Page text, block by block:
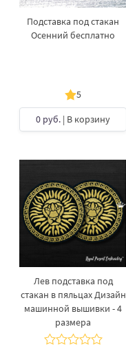
Подставка под стакан
Осенний бесплатно
5
0 руб. | В корзину
Лев подставка под
стакан в пяльцах Дизайн
машинной вышивки - 4
размера